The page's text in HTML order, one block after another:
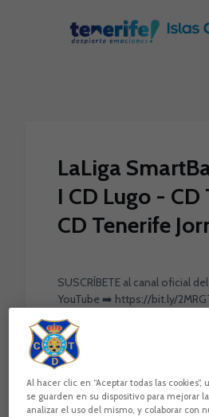
LaLiga
I CD Lugo - CD
CD Tenerife
SUSCRÍBETE al canal oficial
YouTube ➡️ https://bit.ly/
actualidad #blanquiazul en la ...
Al hacer clic en “Aceptar todas las
se guarden en su dispositivo para mejorar
analizar el uso del mismo, y colaborar con